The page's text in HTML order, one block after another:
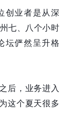
创业者是从深
七、八个小时
坛俨然呈升格
后，业务进入
这个夏天很多